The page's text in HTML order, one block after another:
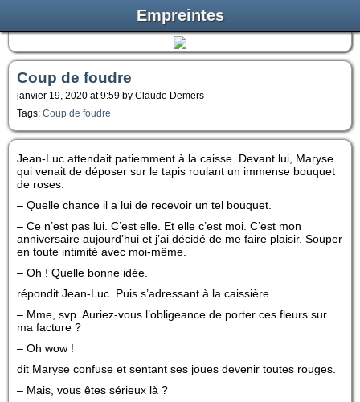
Empreintes
Coup de foudre
janvier 19, 2020 at 9:59 by Claude Demers
Tags: Coup de foudre
Jean-Luc attendait patiemment à la caisse. Devant lui, Maryse
qui venait de déposer sur le tapis roulant un immense bouquet
de roses.
– Quelle chance il a lui de recevoir un tel bouquet.
– Ce n’est pas lui. C’est elle. Et elle c’est moi. C’est mon
anniversaire aujourd’hui et j’ai décidé de me faire plaisir. Souper
en toute intimité avec moi-même.
– Oh ! Quelle bonne idée.
répondit Jean-Luc. Puis s’adressant à la caissière
– Mme, svp. Auriez-vous l’obligeance de porter ces fleurs sur
ma facture ?
– Oh wow !
dit Maryse confuse et sentant ses joues devenir toutes rouges.
– Mais, vous êtes sérieux là ?